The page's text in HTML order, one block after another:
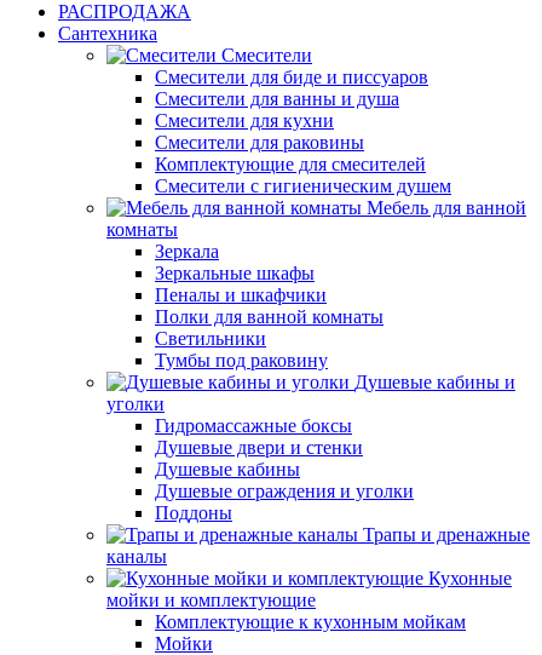
РАСПРОДАЖА
Сантехника
Смесители
Смесители для биде и писсуаров
Смесители для ванны и душа
Смесители для кухни
Смесители для раковины
Комплектующие для смесителей
Смесители с гигиеническим душем
Мебель для ванной
комнаты
Зеркала
Зеркальные шкафы
Пеналы и шкафчики
Полки для ванной комнаты
Светильники
Тумбы под раковину
Душевые кабины и
уголки
Гидромассажные боксы
Душевые двери и стенки
Душевые кабины
Душевые ограждения и уголки
Поддоны
Трапы и дренажные
каналы
Кухонные
мойки и комплектующие
Комплектующие к кухонным мойкам
Мойки